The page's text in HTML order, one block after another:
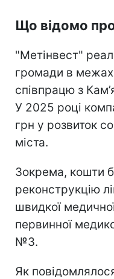
Що відомо
"Метінвест"
громади в
співпрацю з
У 2025 році
грн у розвиток
міста.
Зокрема, кошти
реконструкцію
швидкої
первинної
№3.
Як